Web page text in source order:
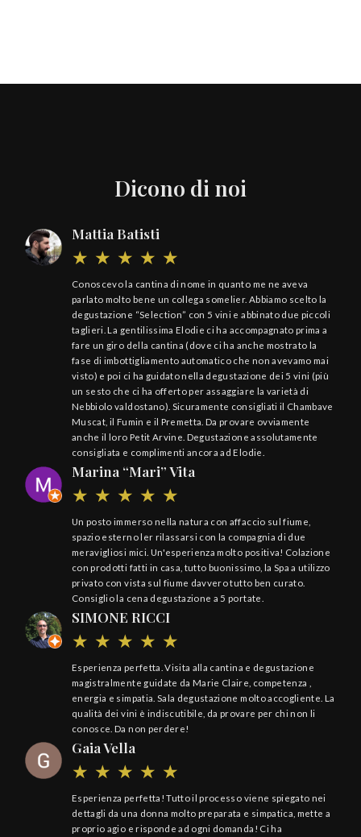
Dicono di noi
Mattia Batisti
Conoscevo la cantina di nome in quanto me ne aveva
parlato molto bene un collega somelier. Abbiamo scelto la
degustazione “Selection” con 5 vini e abbinato due piccoli
taglieri. La gentilissima Elodie ci ha accompagnato prima a
fare un giro della cantina (dove ci ha anche mostrato la
fase di imbottigliamento automatico che non avevamo mai
visto) e poi ci ha guidato nella degustazione dei 5 vini (più
un sesto che ci ha offerto per assaggiare la varietà di
Nebbiolo valdostano). Sicuramente consigliati il Chambave
Muscat, il Fumin e il Premetta. Da provare ovviamente
anche il loro Petit Arvine. Degustazione assolutamente
consigliata e complimenti ancora ad Elodie.
Marina “Mari” Vita
Un posto immerso nella natura con affaccio sul fiume,
spazio esterno ler rilassarsi con la compagnia di due
meravigliosi mici. Un'esperienza molto positiva! Colazione
con prodotti fatti in casa, tutto buonissimo, la Spa a utilizzo
privato con vista sul fiume davvero tutto ben curato.
Consiglio la cena degustazione a 5 portate.
SIMONE RICCI
Esperienza perfetta. Visita alla cantina e degustazione
magistralmente guidate da Marie Claire, competenza ,
energia e simpatia. Sala degustazione molto accogliente. La
qualità dei vini è indiscutibile, da provare per chi non li
conosce. Da non perdere!
Gaia Vella
Esperienza perfetta! Tutto il processo viene spiegato nei
dettagli da una donna molto preparata e simpatica, mette a
proprio agio e risponde ad ogni domanda! Ci ha